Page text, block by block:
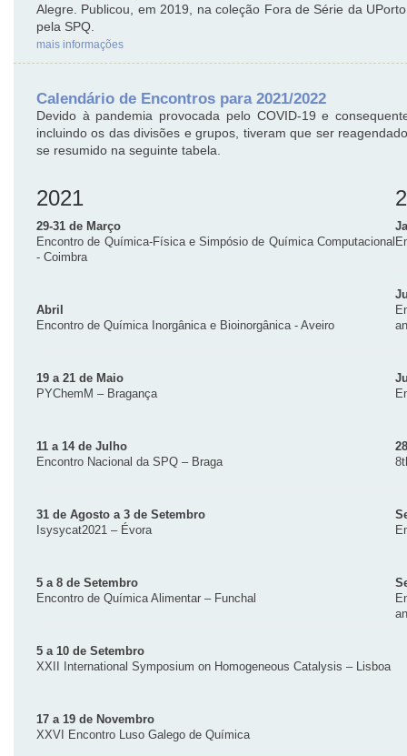
Alegre. Publicou, em 2019, na coleção Fora de Série da
pela SPQ.
mais informações
Calendário de Encontros para 2021/2022
Devido à pandemia provocada pelo COVID-19 e
incluindo os das divisões e grupos, tiveram que ser
se resumido na seguinte tabela.
2021
29-31 de Março
Encontro de Química-Física e Simpósio de Química Computacional
- Coimbra
Abril
Encontro de Química Inorgânica e Bioinorgânica - Aveiro
19 a 21 de Maio
PYChemM – Bragança
11 a 14 de Julho
Encontro Nacional da SPQ – Braga
31 de Agosto a 3 de Setembro
Isysycat2021 – Évora
5 a 8 de Setembro
Encontro de Química Alimentar – Funchal
5 a 10 de Setembro
XXII International Symposium on Homogeneous Catalysis – Lisboa
17 a 19 de Novembro
XXVI Encontro Luso Galego de Química